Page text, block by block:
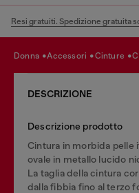
Resi gratuiti. Spedizione gratuita
donna accessori cinture
DESCRIZIONE
Descrizione prodotto
Cintura in morbida pelle
ovale in metallo lucido
La taglia della cintura
dalla fibbia fino al terzo